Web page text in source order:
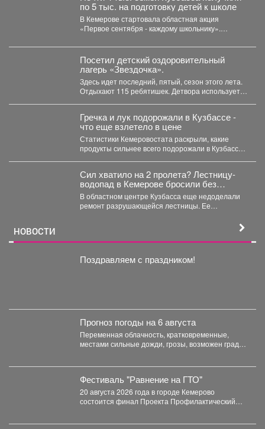
по 5 тыс. на подготовку детей к школе
В Кемерове стартовала областная акция
«Первое сентября - каждому школьнику».
Посетил детский оздоровительный
лагерь «Звездочка».
Здесь идет последний, пятый, сезон этого лета.
Отдыхают 115 ребятишек. Детвора использует
Гречка и лук подорожали в Кузбассе -
что еще взлетело в цене
Статистики Кемеровостата раскрыли, какие
продукты сильнее всего подорожали в Кузбассе
Сил хватило на 2 пролета? Лестницу-
водопад в Кемерове бросили без
ремонта
В областном центре Кузбасса еще недоделали
ремонт разрушающейся лестницы. Ее
НОВОСТИ
Поздравляем с праздником!
Прогноз погоды на 6 августа
Переменная облачность, кратковременные,
местами сильные дожди, грозы, возможен град.
Фестиваль "Равнение на ГТО"
20 августа 2026 года в городе Кемерово
состоится финал Проекта Профилактический